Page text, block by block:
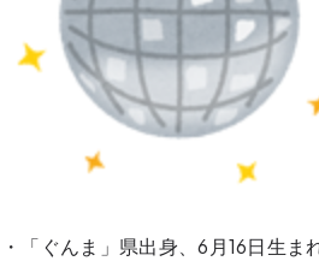
・「ぐんま」県出身、6月16日生